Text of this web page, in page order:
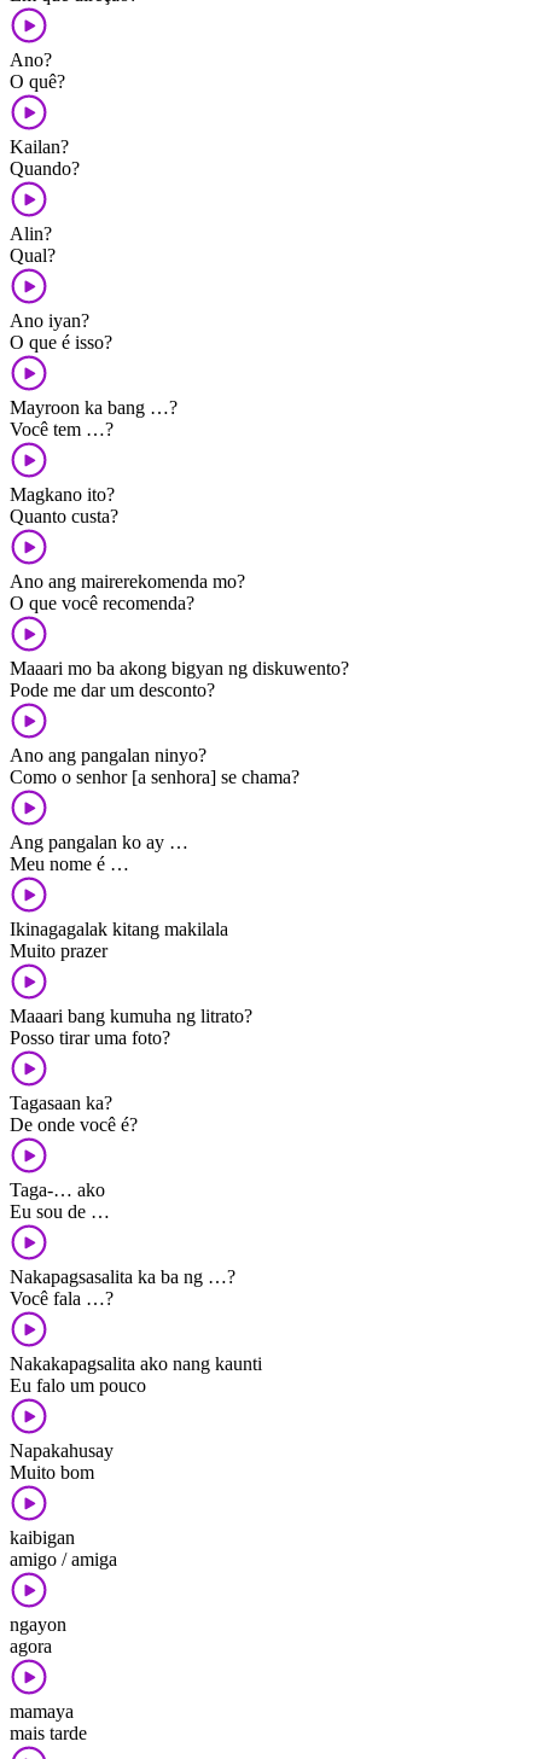
Ano?
O quê?
Kailan?
Quando?
Alin?
Qual?
Ano iyan?
O que é isso?
Mayroon ka bang …?
Você tem …?
Magkano ito?
Quanto custa?
Ano ang mairerekomenda mo?
O que você recomenda?
Maaari mo ba akong bigyan ng diskuwento?
Pode me dar um desconto?
Ano ang pangalan ninyo?
Como o senhor [a senhora] se chama?
Ang pangalan ko ay …
Meu nome é …
Ikinagagalak kitang makilala
Muito prazer
Maaari bang kumuha ng litrato?
Posso tirar uma foto?
Tagasaan ka?
De onde você é?
Taga-… ako
Eu sou de …
Nakapagsasalita ka ba ng …?
Você fala …?
Nakakapagsalita ako nang kaunti
Eu falo um pouco
Napakahusay
Muito bom
kaibigan
amigo / amiga
ngayon
agora
mamaya
mais tarde